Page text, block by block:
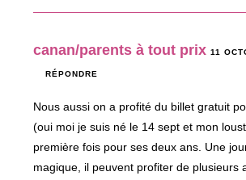
canan/parents à tout prix 11
RÉPONDRE
Nous aussi on a profité du billet gratuit
(oui moi je suis né le 14 sept et mon
première fois pour ses deux ans. Une
magique, il peuvent profiter de plusieurs